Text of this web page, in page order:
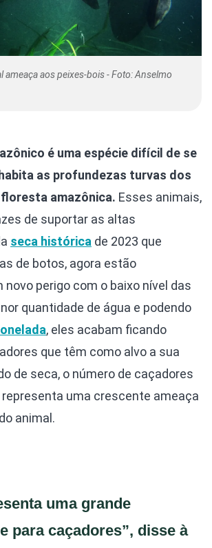
ameaça aos peixes-bois - Foto: Anselmo
é uma espécie difícil de se
as profundezas turvas dos
amazônica. Esses animais,
de suportar as altas
seca histórica de 2023 que
de botos, agora estão
perigo com o baixo nível das
quantidade de água e podendo
, eles acabam ficando
que têm como alvo a sua
de seca, o número de caçadores
representa uma crescente ameaça
animal.
uma grande
para caçadores”, disse à